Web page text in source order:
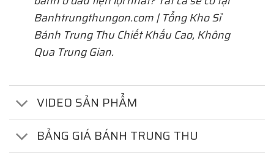
Banhtrungthungon.com | Tổng Kho Sỉ
Bánh Trung Thu Chiết Khấu Cao, Không
Qua Trung Gian.
VIDEO SẢN PHẨM
BẢNG GIÁ BÁNH TRUNG THU